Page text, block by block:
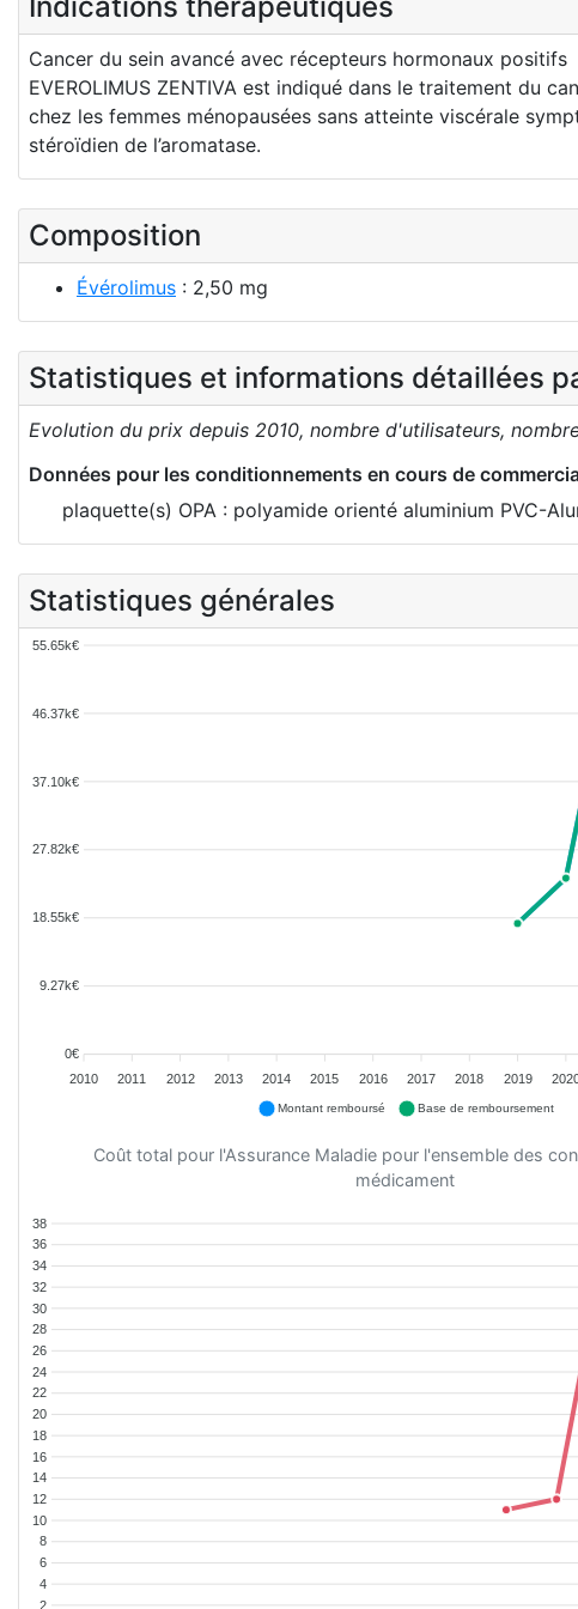
Cancer du sein avancé avec récepteurs hormonaux positifs
EVEROLIMUS ZENTIVA est indiqué dans le traitement du
chez les femmes ménopausées sans atteinte viscérale
stéroïdien de l’aromatase.
Composition
Évérolimus : 2,50 mg
Statistiques et informations détaillées
Evolution du prix depuis 2010, nombre d'utilisateurs,
Données pour les conditionnements en cours de
plaquette(s) OPA : polyamide orienté aluminium PVC-
Statistiques générales
55.65k€
46.37k€
37.10k€
27.82k€
18.55k€
9.27k€
0€
2010
2011 2012 2013 2014 2015 2016 2017 2018 2019
Montant remboursé Base de remboursement
Coût total pour l'Assurance Maladie pour l'ensemble des
médicament
38
36
34
32
30
28
26
24
22
20
18
16
14
12
10
8
6
4
2